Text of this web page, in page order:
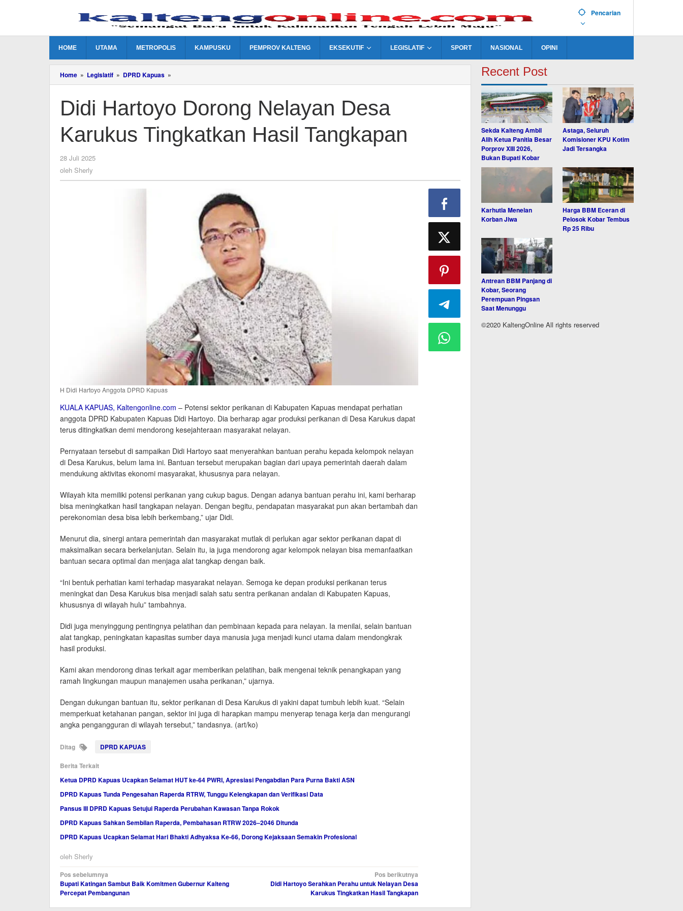
Pencarian
HOME UTAMA METROPOLIS KAMPUSKU PEMPROV KALTENG EKSEKUTIF LEGISLATIF SPORT NASIONAL OPINI
Home » Legislatif » DPRD Kapuas »
Hartoyo
Nelayan
Desa
Tingkatkan
Hasil
Tangkapan
Didi Hartoyo Dorong Nelayan Desa
Karukus Tingkatkan Hasil Tangkapan
28 Juli 2025
oleh Sherly
H Didi Hartoyo Anggota DPRD Kapuas
KUALA KAPUAS, Kaltengonline.com – Potensi sektor perikanan di Kabupaten Kapuas mendapat perhatian
anggota DPRD Kabupaten Kapuas Didi Hartoyo. Dia berharap agar produksi perikanan di Desa Karukus dapat
terus ditingkatkan demi mendorong kesejahteraan masyarakat nelayan.
Pernyataan tersebut di sampaikan Didi Hartoyo saat menyerahkan bantuan perahu kepada kelompok nelayan
di Desa Karukus, belum lama ini. Bantuan tersebut merupakan bagian dari upaya pemerintah daerah dalam
mendukung aktivitas ekonomi masyarakat, khususnya para nelayan.
Wilayah kita memiliki potensi perikanan yang cukup bagus. Dengan adanya bantuan perahu ini, kami berharap
bisa meningkatkan hasil tangkapan nelayan. Dengan begitu, pendapatan masyarakat pun akan bertambah dan
perekonomian desa bisa lebih berkembang,” ujar Didi.
Menurut dia, sinergi antara pemerintah dan masyarakat mutlak di perlukan agar sektor perikanan dapat di
maksimalkan secara berkelanjutan. Selain itu, ia juga mendorong agar kelompok nelayan bisa memanfaatkan
bantuan secara optimal dan menjaga alat tangkap dengan baik.
“Ini bentuk perhatian kami terhadap masyarakat nelayan. Semoga ke depan produksi perikanan terus
meningkat dan Desa Karukus bisa menjadi salah satu sentra perikanan andalan di Kabupaten Kapuas,
khususnya di wilayah hulu” tambahnya.
Didi juga menyinggung pentingnya pelatihan dan pembinaan kepada para nelayan. Ia menilai, selain bantuan
alat tangkap, peningkatan kapasitas sumber daya manusia juga menjadi kunci utama dalam mendongkrak
hasil produksi.
Kami akan mendorong dinas terkait agar memberikan pelatihan, baik mengenai teknik penangkapan yang
ramah lingkungan maupun manajemen usaha perikanan,” ujarnya.
Dengan dukungan bantuan itu, sektor perikanan di Desa Karukus di yakini dapat tumbuh lebih kuat. “Selain
memperkuat ketahanan pangan, sektor ini juga di harapkan mampu menyerap tenaga kerja dan mengurangi
angka pengangguran di wilayah tersebut,” tandasnya. (art/ko)
Ditag DPRD KAPUAS
Berita Terkait
Ketua DPRD Kapuas Ucapkan Selamat HUT ke-64 PWRI, Apresiasi Pengabdian Para Purna Bakti ASN
DPRD Kapuas Tunda Pengesahan Raperda RTRW, Tunggu Kelengkapan dan Verifikasi Data
Pansus III DPRD Kapuas Setujui Raperda Perubahan Kawasan Tanpa Rokok
DPRD Kapuas Sahkan Sembilan Raperda, Pembahasan RTRW 2026–2046 Ditunda
DPRD Kapuas Ucapkan Selamat Hari Bhakti Adhyaksa Ke-66, Dorong Kejaksaan Semakin Profesional
oleh Sherly
Navigasi
pos
Pos sebelumnya
Bupati Katingan Sambut Baik Komitmen Gubernur Kalteng
Percepat Pembangunan
Pos berikutnya
Didi Hartoyo Serahkan Perahu untuk Nelayan Desa
Karukus Tingkatkan Hasil Tangkapan
Recent Post
Sekda Kalteng Ambil
Alih Ketua Panitia Besar
Porprov XIII 2026,
Bukan Bupati Kobar
Astaga, Seluruh
Komisioner KPU Kotim
Jadi Tersangka
Karhutla Menelan
Korban Jiwa
Harga BBM Eceran di
Pelosok Kobar Tembus
Rp 25 Ribu
Antrean BBM Panjang di
Kobar, Seorang
Perempuan Pingsan
Saat Menunggu
©2020 KaltengOnline All rights reserved